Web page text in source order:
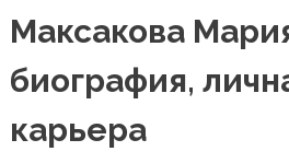
Максакова
биография,
карьера